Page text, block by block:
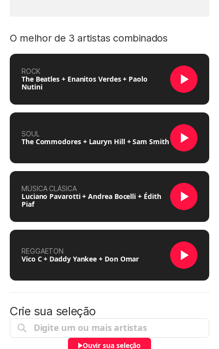
O melhor de 3 artistas combinados
ROCK
The Beatles + Enanitos Verdes + Paolo
Nutini
SOUL
The Commodores + Lauryn Hill + Sam Smith
MÚSICA CLÁSICA
Luciano Pavarotti + Andrea Bocelli + Édith
Piaf
REGGAETON
Vico C + Daddy Yankee + Don Omar
Crie sua seleção
Ouvir sua seleção